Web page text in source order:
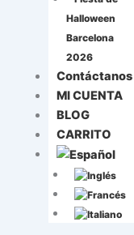
Halloween
Barcelona
2026
Contáctanos
MI CUENTA
BLOG
CARRITO